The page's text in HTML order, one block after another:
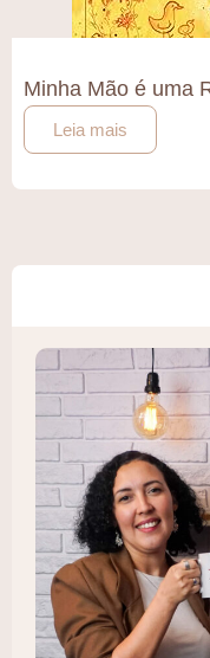
Minha Mão é uma
Leia mais